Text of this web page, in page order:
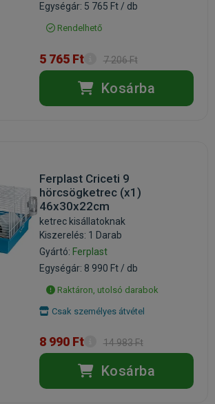
Egységár: 5 765 Ft / db
Rendelhető
5 765 Ft 7 206 Ft
Kosárba
Ferplast Criceti 9
hörcsögketrec (x1)
46x30x22cm
ketrec kisállatoknak
Kiszerelés: 1 Darab
Gyártó: Ferplast
Egységár: 8 990 Ft / db
Raktáron, utolsó darabok
Csak személyes átvétel
8 990 Ft 14 983 Ft
Kosárba